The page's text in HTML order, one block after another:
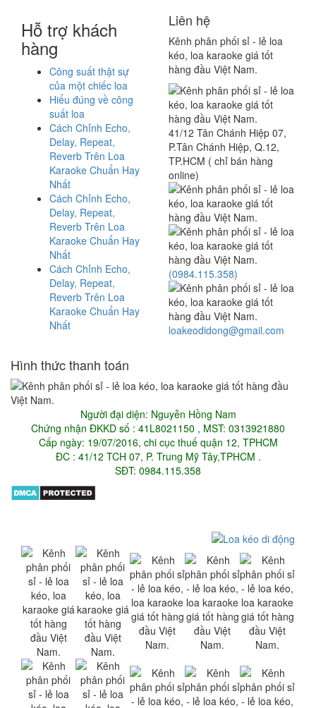
Hỗ trợ khách
hàng
Công suất thật sự
của một chiếc loa
Hiểu đúng về công
suất loa
Cách Chỉnh Echo,
Delay, Repeat,
Reverb Trên Loa
Karaoke Chuẩn Hay
Nhất
Cách Chỉnh Echo,
Delay, Repeat,
Reverb Trên Loa
Karaoke Chuẩn Hay
Nhất
Cách Chỉnh Echo,
Delay, Repeat,
Reverb Trên Loa
Karaoke Chuẩn Hay
Nhất
Liên hệ
Kênh phân phối sỉ - lẻ loa
kéo, loa karaoke giá tốt
hàng đầu Việt Nam.
41/12 Tân Chánh Hiệp 07,
P.Tân Chánh Hiệp, Q.12,
TP.HCM ( chỉ bán hàng
online)
(0984.115.358)
loakeodidong@gmail.com
Hình thức thanh toán
Người đại diện: Nguyễn Hồng Nam
Chứng nhận ĐKKD số : 41L8021150 , MST: 0313921880
Cấp ngày: 19/07/2016, chi cục thuế quận 12, TPHCM
ĐC : 41/12 TCH 07, P. Trung Mỹ Tây,TPHCM .
SĐT: 0984.115.358